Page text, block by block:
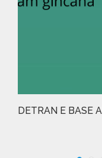
DETRAN E BASE